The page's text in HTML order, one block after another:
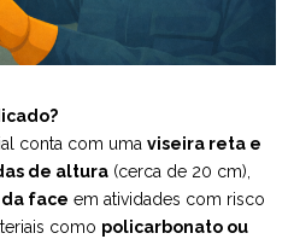
conta com uma viseira reta e
de altura (cerca de 20 cm),
face em atividades com risco
como policarbonato ou